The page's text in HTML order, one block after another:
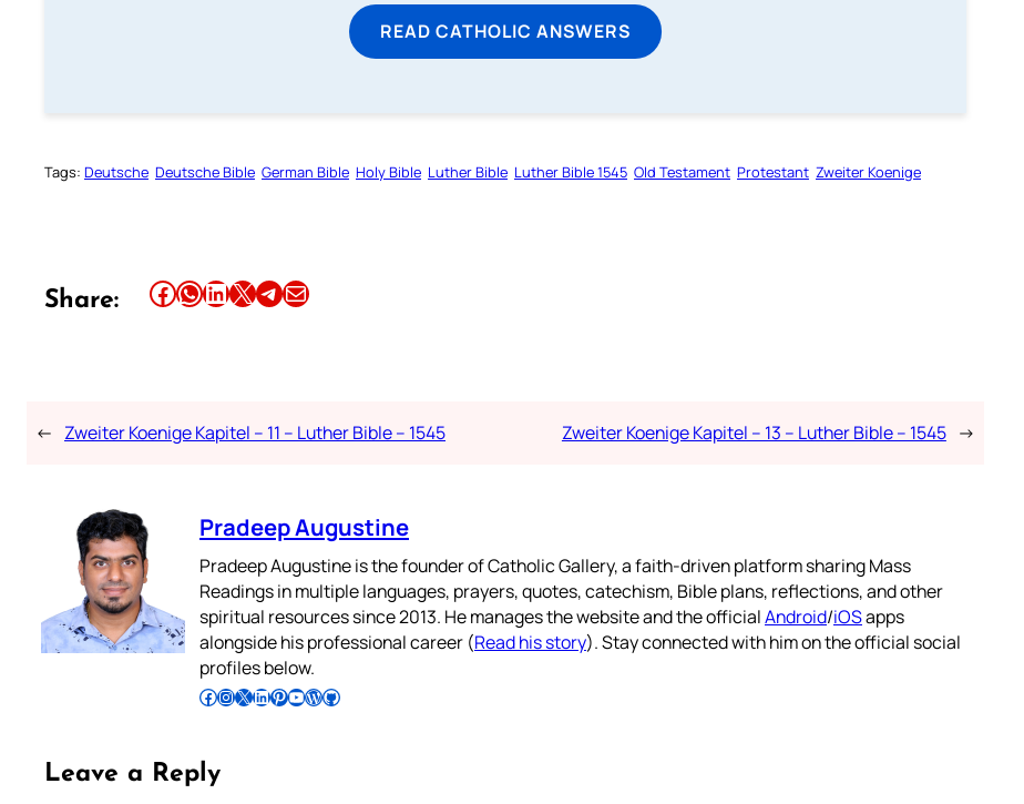
READ CATHOLIC ANSWERS
Tags: Deutsche Deutsche Bible German Bible Holy Bible Luther Bible Luther Bible 1545 Old Testament Protestant Zweiter Koenige
Share: Share this article on Facebook Share this article on WhatsApp Share this article on LinkedIn Share this article on X Share this article on TelegramEmail this Article
← Zweiter Koenige Kapitel – 11 – Luther Bible – 1545 Zweiter Koenige Kapitel – 13 – Luther Bible – 1545 →
Pradeep Augustine
Pradeep Augustine is the founder of Catholic Gallery, a faith-driven platform sharing Mass
Readings in multiple languages, prayers, quotes, catechism, Bible plans, reflections, and other
spiritual resources since 2013. He manages the website and the officialAndroid/iOSapps
alongside his professional career (Read his story). Stay connected with him on the official social
profiles below.
Follow Pradeep on Facebook Follow Pradeep on InstagramFollow Pradeep on X Follow Pradeep on LinkedIn Follow Pradeep on Pinterest Subscribe to Pradeep’s Youtube Channel Follow Pradeep on WordPress Follow Pradeep on GitHub
Leave a Reply